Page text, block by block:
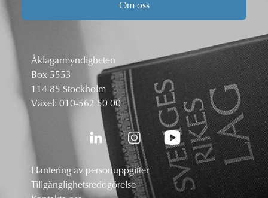
Om oss
Åklagarmyndigheten
Box 5553
114 85 Stockholm
Växel: 010-562 50 00
Hantering av personuppgifter
Tillgänglighetsredogörelse